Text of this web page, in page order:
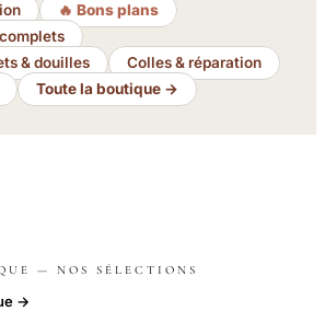
🔥 Bons plans
& douilles
Colles & réparation
Toute la boutique →
— NOS SÉLECTIONS
→